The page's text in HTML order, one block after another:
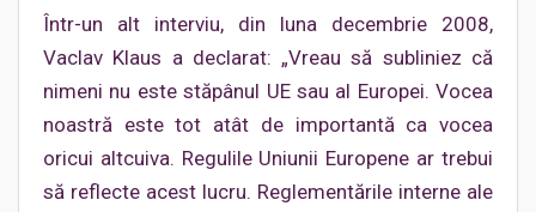
Într-un alt interviu, din luna decembrie 2008,
Vaclav Klaus a declarat: „Vreau să subliniez că
nimeni nu este stăpânul UE sau al Europei. Vocea
noastră este tot atât de importantă ca vocea
oricui altcuiva. Regulile Uniunii Europene ar trebui
să reflecte acest lucru. Reglementările interne ale